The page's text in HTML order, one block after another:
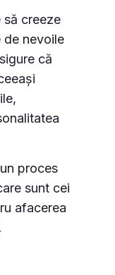
să creeze
nevoile
că
proces
sunt cei
afacerea